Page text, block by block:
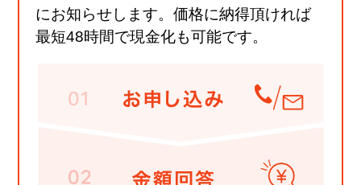
にお知らせします。価格に納得頂ければ
最短48時間で現金化も可能です。